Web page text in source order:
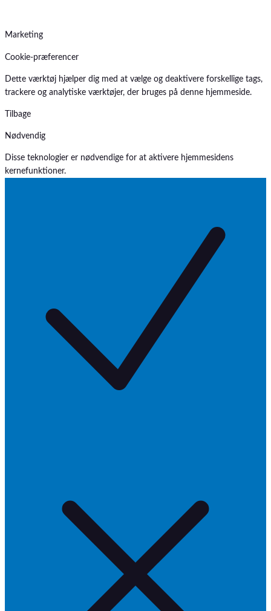
Marketing
Cookie-præferencer
Dette værktøj hjælper dig med at vælge og deaktivere forskellige tags,
trackere og analytiske værktøjer, der bruges på denne hjemmeside.
Tilbage
Nødvendig
Disse teknologier er nødvendige for at aktivere hjemmesidens
kernefunktioner.